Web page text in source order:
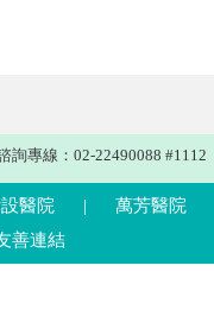
詢專線：02-22490088 #1112
醫院 |
萬芳醫院
善連結